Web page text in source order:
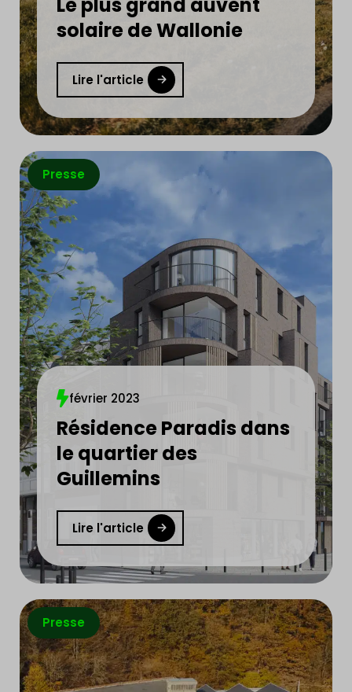
solaire de Wallonie
Lire l'article
Presse
février 2023
Résidence Paradis dans
le quartier des
Guillemins
Lire l'article
Presse